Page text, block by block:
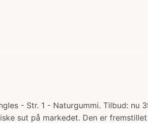
- Str. 1 - Naturgummi. Tilbud: nu
sut på markedet. Den er